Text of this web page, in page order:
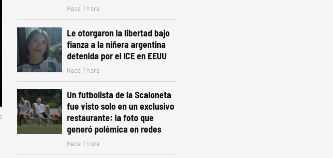
Hace 1 hora
Le otorgaron la libertad bajo
fianza a la niñera argentina
detenida por el ICE en EEUU
Hace 1 hora
Un futbolista de la Scaloneta
fue visto solo en un exclusivo
restaurante: la foto que
generó polémica en redes
Hace 1 hora